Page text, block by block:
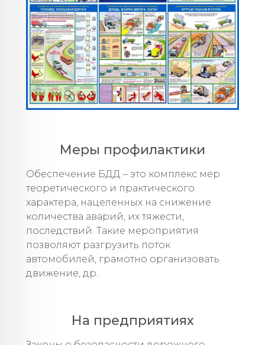
Меры профилактики
Обеспечение БДД – это комплекс мер
теоретического и практического
характера, нацеленных на снижение
количества аварий, их тяжести,
последствий. Такие мероприятия
позволяют разгрузить поток
автомобилей, грамотно организовать
движение, др.
На предприятиях